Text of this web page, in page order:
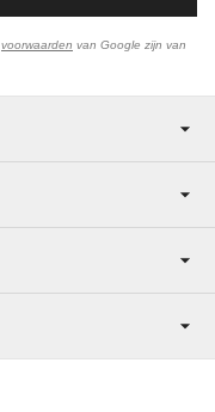
voorwaarden van Google zijn van